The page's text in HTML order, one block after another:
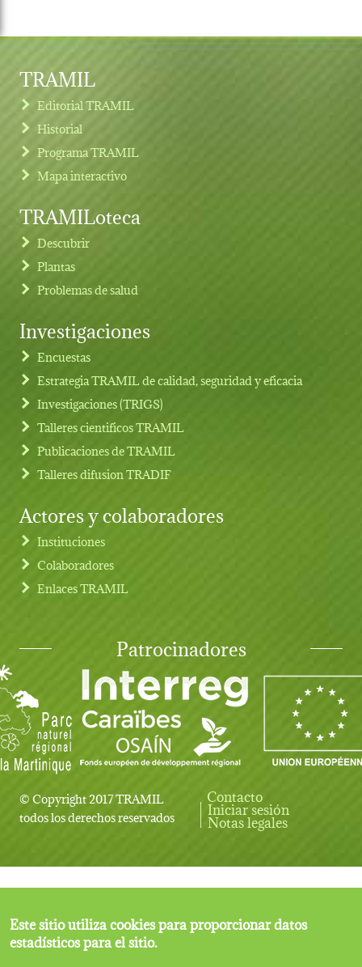
Footer menu
TRAMIL
Editorial TRAMIL
Historial
Programa TRAMIL
Mapa interactivo
TRAMILoteca
Descubrir
Plantas
Problemas de salud
Investigaciones
Encuestas
Estrategia TRAMIL de calidad, seguridad y eficacia
Investigaciones (TRIGS)
Talleres cientificos TRAMIL
Publicaciones de TRAMIL
Talleres difusion TRADIF
Actores y colaboradores
Instituciones
Colaboradores
Enlaces TRAMIL
Patrocinadores
© Copyright 2017 TRAMIL
todos los derechos reservados
User account menu
Contacto
Iniciar sesión
Notas legales
Este sitio utiliza cookies para proporcionar datos
estadísticos para el sitio.